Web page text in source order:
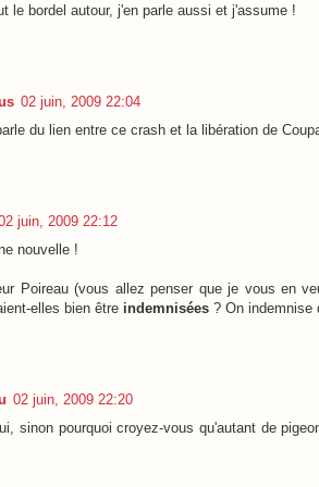
le bordel autour, j'en parle aussi et j'assume !
02 juin, 2009 22:04
du lien entre ce crash et la libération de
juin, 2009 22:12
nouvelle !
Poireau (vous allez penser que je vous en
elles bien être indemnisées ? On indemnise
02 juin, 2009 22:20
sinon pourquoi croyez-vous qu'autant de